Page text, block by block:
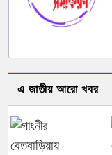
এ জাতীয় আরো খবর